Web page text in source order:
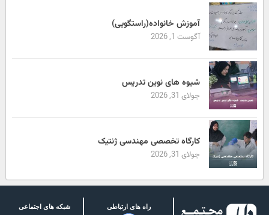
آموزش خانواده(راستگویی)
آگوست 1, 2026
شیوه های نوین تدریس
جولای 31, 2026
کارگاه تخصصی مهندسی ژنتیک
جولای 31, 2026
راه های ارتباطی شبکه های اجتماعی